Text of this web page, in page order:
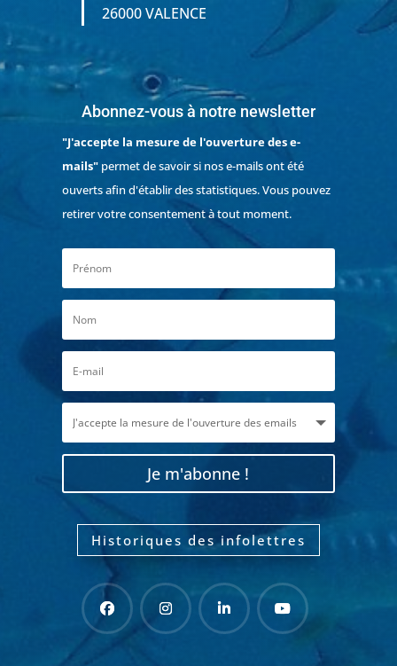
26000 VALENCE
Abonnez-vous à notre newsletter
"J'accepte la mesure de l'ouverture des e-
mails"permet de savoir si nos e-mails ont été
ouverts afin d'établir des statistiques. Vous pouvez
retirer votre consentement à tout moment.
Je m'abonne !
Historiques des infolettres